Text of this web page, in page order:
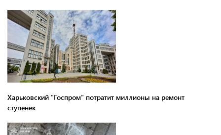
Харьковский "Госпром" потратит миллионы на ремонт
ступенек